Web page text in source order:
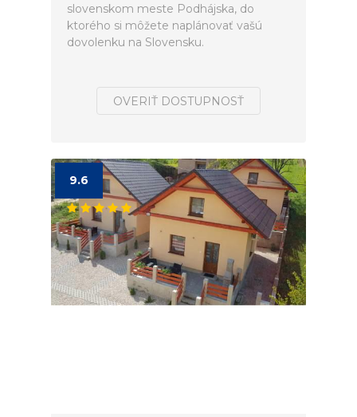
slovenskom meste Podhájska, do
ktorého si môžete naplánovať vašú
dovolenku na Slovensku.
OVERIŤ DOSTUPNOSŤ
9.6